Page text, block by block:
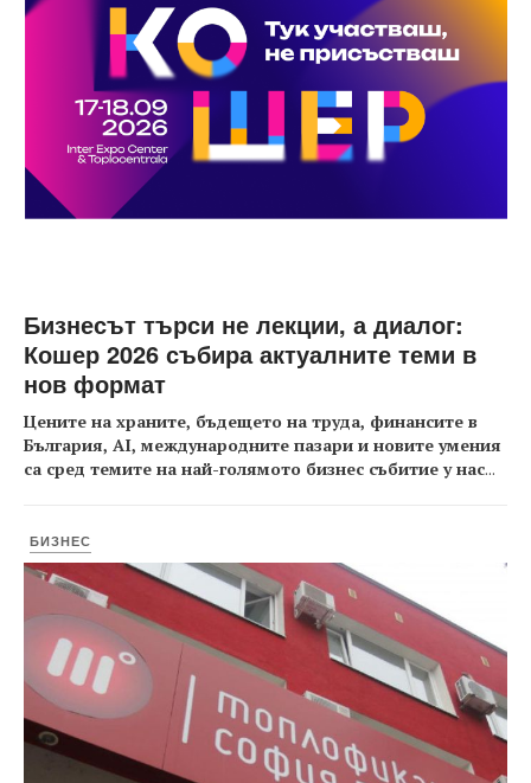
Бизнесът търси не лекции, а диалог:
Кошер 2026 събира актуалните теми в
нов формат
Цените на храните, бъдещето на труда, финансите в
България, AI, международните пазари и новите умения
са сред темите на най-голямото бизнес събитие у нас...
БИЗНЕС